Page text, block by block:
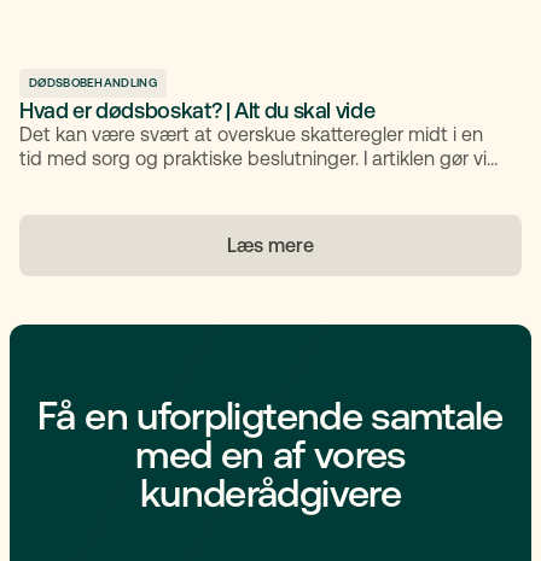
DØDSBOBEHANDLING
Hvad er dødsboskat? | Alt du skal vide
Det kan være svært at overskue skatteregler midt i en
tid med sorg og praktiske beslutninger. I artiklen gør vi
Læs mere
Få en uforpligtende samtale
med en af vores
kunderådgivere